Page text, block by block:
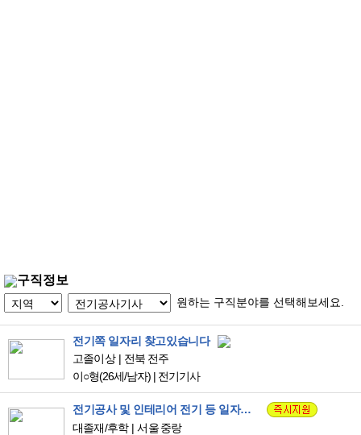
구직정보
원하는 구직분야를 선택해보세요.
전기쪽 일자리 찾고있습니다
고졸이상
전북 전주
이○형(26세/남자) | 전기기사
전기공사 및 인테리어 전기 등 일자리 찾아봅니다.
대졸재/후학
서울 중랑